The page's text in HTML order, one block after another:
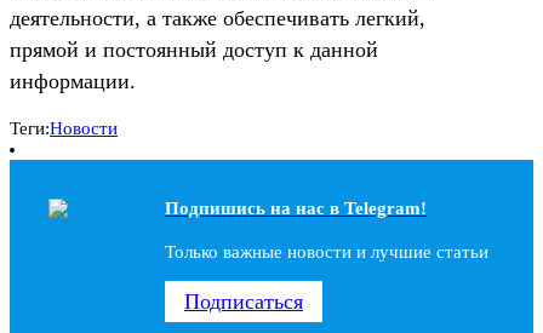
деятельности, а также обеспечивать легкий,
прямой и постоянный доступ к данной
информации.
Теги:Новости
Подпишись на наc в Telegram!
Только важные новости и лучшие статьи
Подписаться